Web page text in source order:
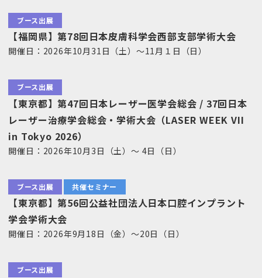
【福岡県】第78回日本皮膚科学会西部支部学術大会
開催日：2026年10月31日（土）～11月１日（日）
ブース出展
【東京都】第47回日本レーザー医学会総会 / 37回日本
レーザー治療学会総会・学術大会（LASER WEEK VII
in Tokyo 2026）
開催日：2026年10月3日（土）～ 4日（日）
ブース出展
【東京都】第56回公益社団法人日本口腔インプラント
学会学術大会
開催日：2026年9月18日（金）～20日（日）
ブース出展 共催セミナー
ブース出展